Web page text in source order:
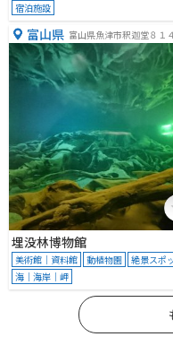
宿泊施設
富山県 富山県魚津市釈迦堂８１４
埋没林博物館
美術館｜資料館 動植物園
絶景スポ
海｜海岸｜岬